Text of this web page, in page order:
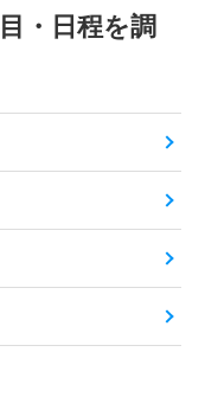
・日程を調